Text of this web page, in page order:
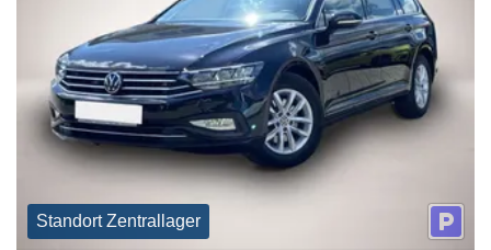
Standort Zentrallager